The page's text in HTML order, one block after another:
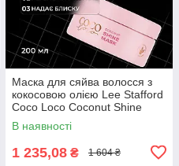
Маска для сяйва волосся з
кокосовою олією Lee Stafford
Coco Loco Coconut Shine
Mask ,200мл
В наявності
1 235,08 ₴ 1 604 ₴